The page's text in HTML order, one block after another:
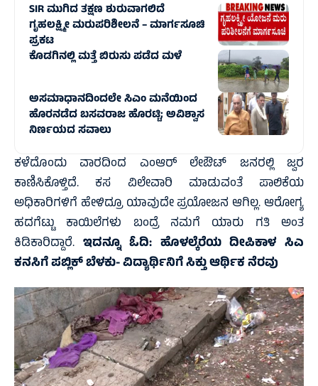
SIR ಮುಗಿದ ತಕ್ಷಣ ಶುರುವಾಗಲಿದೆ
ಗೃಹಲಕ್ಷ್ಮೀ ಮರುಪರಿಶೀಲನೆ – ಮಾರ್ಗಸೂಚಿ
ಪ್ರಕಟ
ಕೊಡಗಿನಲ್ಲಿ ಮತ್ತೆ ಬಿರುಸು ಪಡೆದ ಮಳೆ
ಅಸಮಾಧಾನದಿಂದಲೇ ಸಿಎಂ ಮನೆಯಿಂದ
ಹೊರನಡೆದ ಬಸವರಾಜ ಹೊರಟ್ಟಿ; ಅವಿಶ್ವಾಸ
ನಿರ್ಣಯದ ಸವಾಲು
ಕಳೆದೊಂದು ವಾರದಿಂದ ಎಂಆರ್ ಲೇಔಟ್ ಜನರಲ್ಲಿ ಜ್ವರ
ಕಾಣಿಸಿಕೊಳ್ತಿದೆ. ಕಸ ವಿಲೇವಾರಿ ಮಾಡುವಂತೆ ಪಾಲಿಕೆಯ
ಅಧಿಕಾರಿಗಳಿಗೆ ಹೇಳಿದ್ರೂ ಯಾವುದೇ ಪ್ರಯೋಜನ ಆಗಿಲ್ಲ. ಆರೋಗ್ಯ
ಹದಗೆಟ್ಟು ಕಾಯಿಲೆಗಳು ಬಂದ್ರೆ ನಮಗೆ ಯಾರು ಗತಿ ಅಂತ
ಕಿಡಿಕಾರಿದ್ದಾರೆ. ಇದನ್ನೂ ಓದಿ: ಹೊಳಲ್ಕೆರೆಯ ದೀಪಿಕಾಳ ಸಿಎ
ಕನಸಿಗೆ ಪಬ್ಲಿಕ್ ಬೆಳಕು- ವಿದ್ಯಾರ್ಥಿನಿಗೆ ಸಿಕ್ತು ಆರ್ಥಿಕ ನೆರವು